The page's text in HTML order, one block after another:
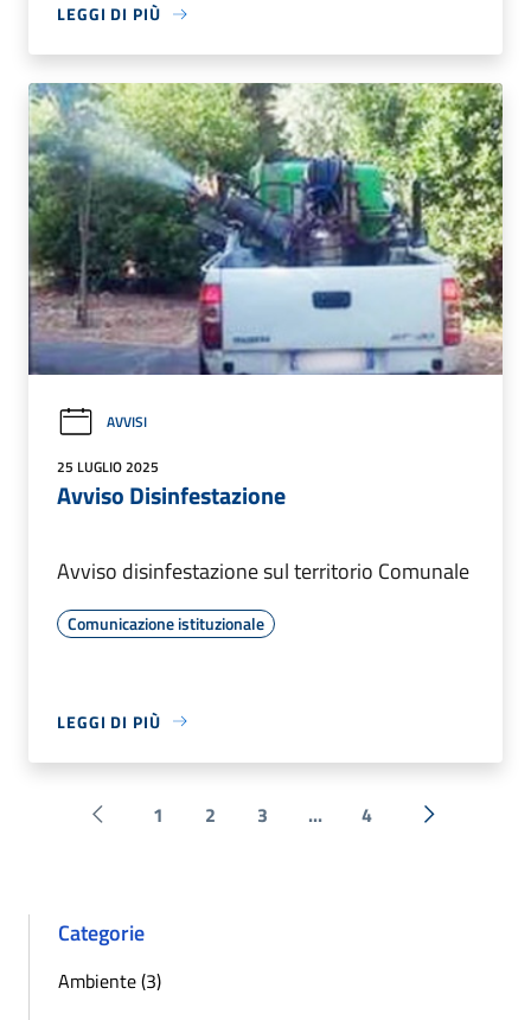
LEGGI DI PIÙ
AVVISI
25 LUGLIO 2025
Avviso Disinfestazione
Avviso disinfestazione sul territorio Comunale
Comunicazione istituzionale
LEGGI DI PIÙ
Pagina precedente
1 2 3 ... 4 Successiva
Categorie
Ambiente (3)